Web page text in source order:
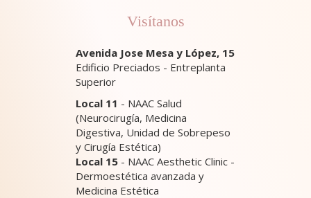
Visítanos
Avenida Jose Mesa y López, 15
Edificio Preciados - Entreplanta
Superior
Local 11 - NAAC Salud
(Neurocirugía, Medicina
Digestiva, Unidad de Sobrepeso
y Cirugía Estética)
Local 15 - NAAC Aesthetic Clinic -
Dermoestética avanzada y
Medicina Estética